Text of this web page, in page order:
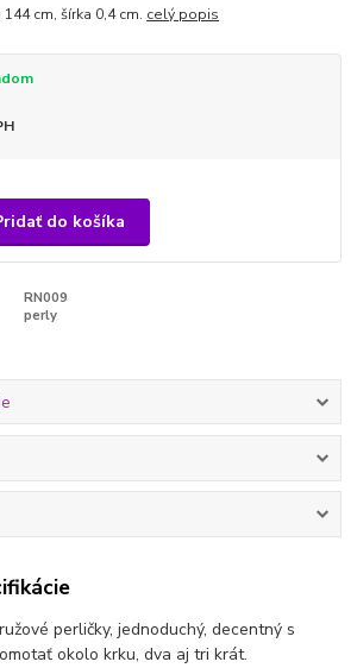
cm, šírka 0,4 cm. celý popis
do košíka
RN009
perly
perličky, jednoduchý, decentný s
okolo krku, dva aj tri krát.